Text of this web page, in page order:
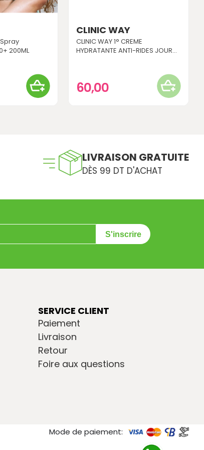
Spray
200ML
CLINIC WAY
CLINIC WAY 1° CREME
HYDRATANTE ANTI-RIDES JOUR...
60,00
LIVRAISON GRATUITE
DÈS 99 DT D'ACHAT
S'inscrire
SERVICE CLIENT
Paiement
Livraison
Retour
Foire aux questions
Mode de paiement: